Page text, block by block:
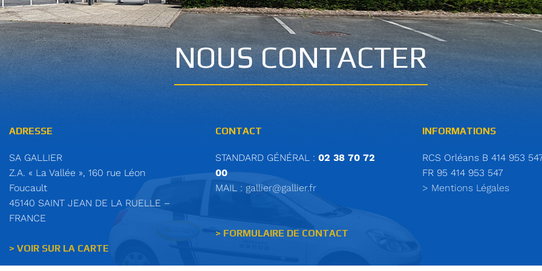
NOUS CONTACTER
ADRESSE
SA GALLIER
Z.A. « La Vallée », 160 rue Léon
Foucault
45140 SAINT JEAN DE LA RUELLE –
FRANCE
> VOIR SUR LA CARTE
CONTACT
STANDARD GÉNÉRAL :02 38 70 72
00
MAIL : gallier@gallier.fr
> FORMULAIRE DE CONTACT
INFORMATIONS
RCS Orléans B 414 953
FR 95 414 953 547
> Mentions Légales